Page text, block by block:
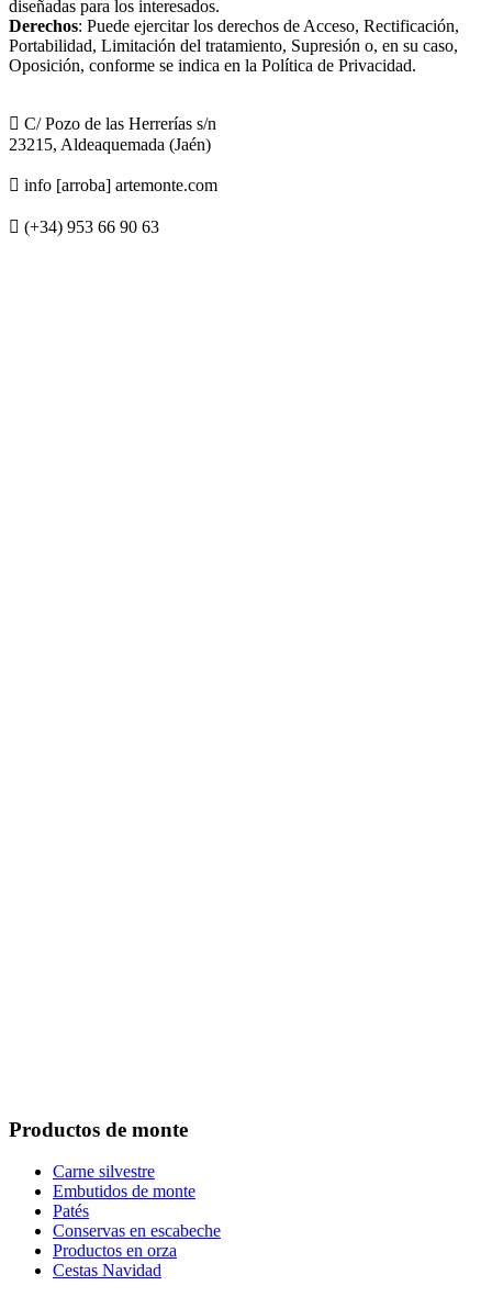
diseñadas para los interesados.
Derechos: Puede ejercitar los derechos de Acceso, Rectificación,
Portabilidad, Limitación del tratamiento, Supresión o, en su caso,
Oposición, conforme se indica en la Política de Privacidad.
C/ Pozo de las Herrerías s/n
23215, Aldeaquemada (Jaén)
info [arroba] artemonte.com
(+34) 953 66 90 63
Footer
Productos de monte
Carne silvestre
Embutidos de monte
Patés
Conservas en escabeche
Productos en orza
Cestas Navidad